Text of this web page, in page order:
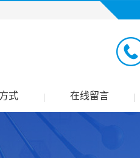
式 在线留言